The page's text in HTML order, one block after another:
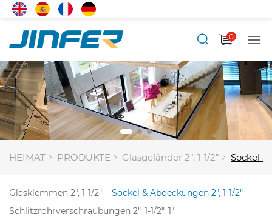
0
HEIMAT PRODUKTE Glasgeländer 2", 1-1/2" Sockel &
Glasklemmen 2", 1-1/2"
Sockel & Abdeckungen 2", 1-1/2"
Schlitzrohrverschraubungen 2", 1-1/2", 1"